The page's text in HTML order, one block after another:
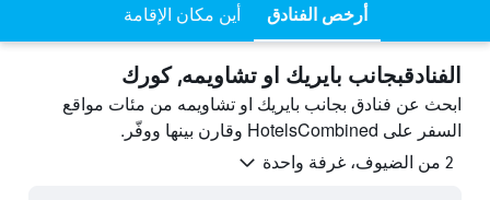
أرخص الفنادق أين مكان الإقامة
الفنادقبجانب بايريك او تشاويمه, كورك
ابحث عن فنادق بجانب بايريك او تشاويمه من مئات مواقع
السفر على HotelsCombined وقارن بينها ووفّر.
2 من الضيوف، غرفة واحدة